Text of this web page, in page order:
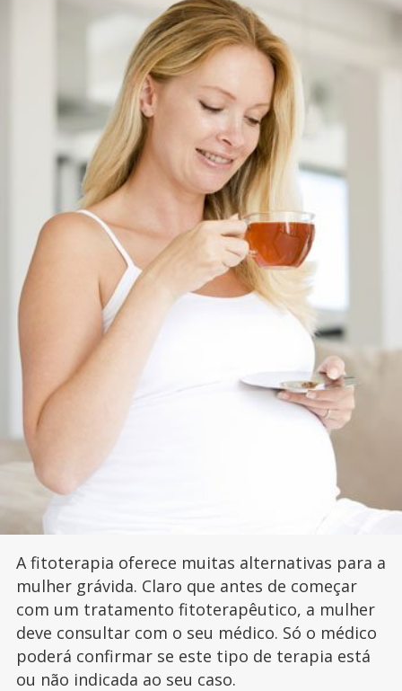
A fitoterapia oferece muitas alternativas para a
mulher grávida. Claro que antes de começar
com um tratamento fitoterapêutico, a mulher
deve consultar com o seu médico. Só o médico
poderá confirmar se este tipo de terapia está
ou não indicada ao seu caso.